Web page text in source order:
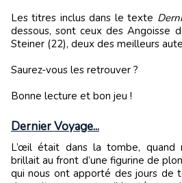
Les titres inclus dans le texte
dessous, sont ceux des Angoisse
Steiner (22), deux des meilleurs
Saurez-vous les retrouver ?
Bonne lecture et bon jeu !
Dernier Voyage...
L’œil était dans la tombe, quand nous l’avons ouverte. Il
brillait au front d’une figurine de
qui nous ont apporté des jours de